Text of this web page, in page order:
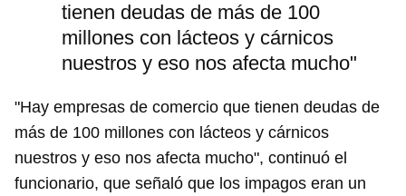
tienen deudas de más de 100
millones con lácteos y cárnicos
nuestros y eso nos afecta mucho"
"Hay empresas de comercio que tienen deudas de
más de 100 millones con lácteos y cárnicos
nuestros y eso nos afecta mucho", continuó el
funcionario, que señaló que los impagos eran un